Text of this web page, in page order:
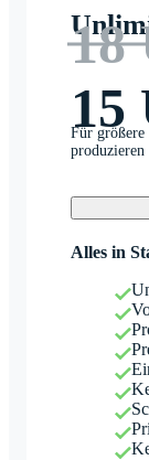
18
15
Für
Alles in